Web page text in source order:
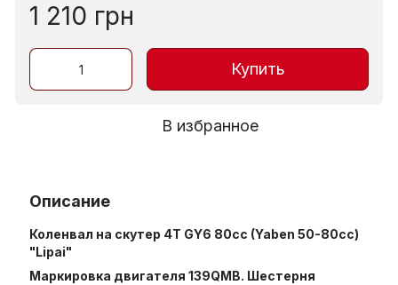
1 210 грн
Купить
В избранное
Описание
Коленвал на скутер 4T GY6 80cc (Yaben 50-80cc)
"Lipai"
Маркировка двигателя 139QMB. Шестерня